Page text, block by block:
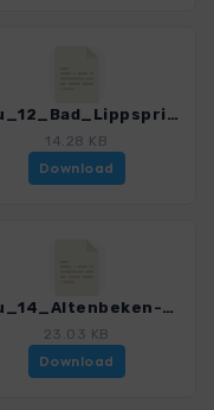
Teu_12_Bad_Lippspringe_4020_7.gpx
14.28 KB
Download
Teu_14_Altenbeken-Leopoldstal_4020_7.gpx
23.03 KB
Download